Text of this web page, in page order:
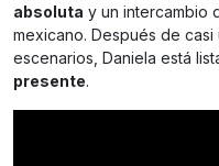
absoluta y un intercambio
mexicano. Después de
escenarios, Daniela está
presente.